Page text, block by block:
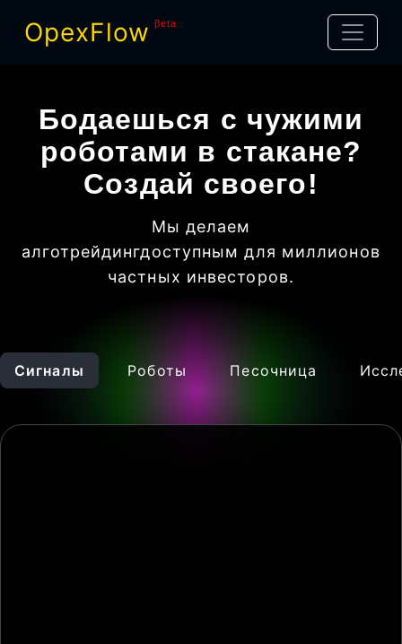
OpexFlow βeta
Бодаешься с чужими
роботами в стакане?
Создай своего!
Мы делаем
алготрейдингдоступным для миллионов
частных инвесторов.
Сигналы Роботы Песочница